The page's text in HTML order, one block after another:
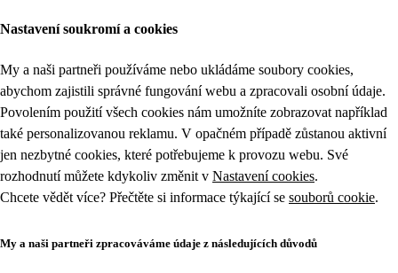
Nastavení soukromí a cookies
My a naši partneři používáme nebo ukládáme soubory cookies,
abychom zajistili správné fungování webu a zpracovali osobní údaje.
Povolením použití všech cookies nám umožníte zobrazovat například
také personalizovanou reklamu. V opačném případě zůstanou aktivní
jen nezbytné cookies, které potřebujeme k provozu webu. Své
rozhodnutí můžete kdykoliv změnit v Nastavení cookies.
Chcete vědět více? Přečtěte si informace týkající se souborů cookie.
My a naši partneři zpracováváme údaje z následujících důvodů